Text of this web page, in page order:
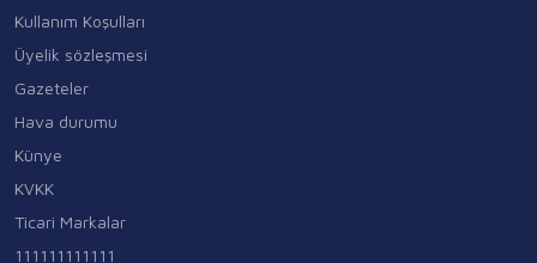
Kullanım Koşulları
Üyelik sözleşmesi
Gazeteler
Hava durumu
Künye
KVKK
Ticari Markalar
111111111111